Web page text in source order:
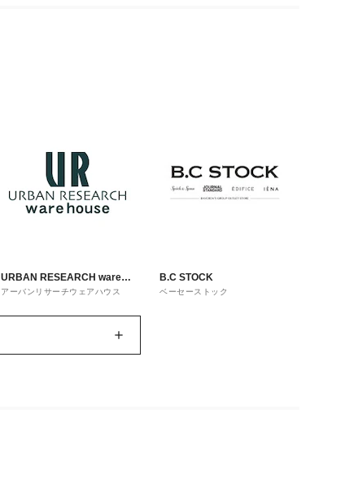
URBAN RESEARCH ware
house
アーバンリサーチウェアハウス
B.C STOCK
ベーセーストック